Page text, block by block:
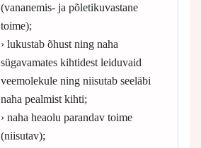
(vananemis- ja põletikuvastane
toime);
› lukustab õhust ning naha
sügavamates kihtidest leiduvaid
veemolekule ning niisutab seeläbi
naha pealmist kihti;
› naha heaolu parandav toime
(niisutav);